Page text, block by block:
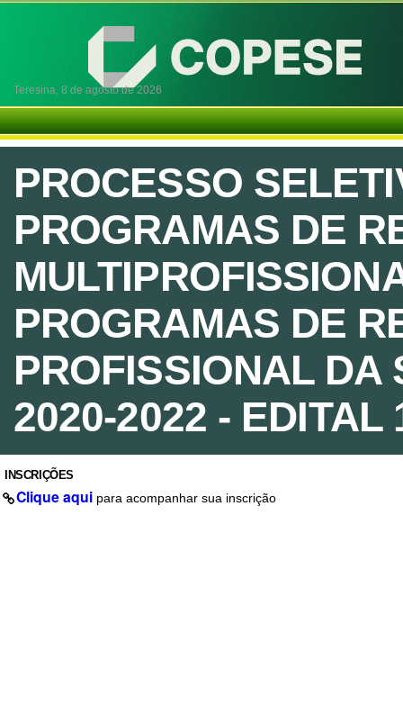
Teresina, 8 de agosto de 2026
PROCESSO
PROGRAMAS DE
PROGRAMAS DE
PROFISSIONAL DA
2020-2022 - EDITAL
INSCRIÇÕES
Clique aqui para acompanhar sua inscrição